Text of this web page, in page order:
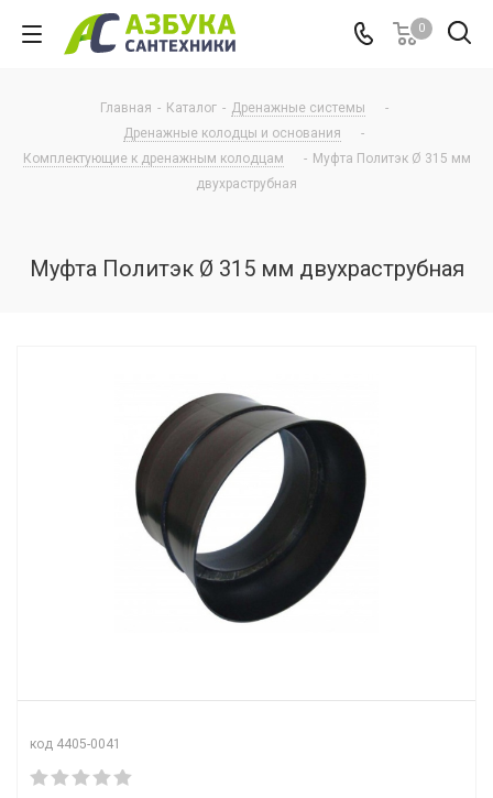
0
Главная - Каталог - Дренажные системы
-
Дренажные колодцы и основания
-
Комплектующие к дренажным колодцам
- Муфта Политэк Ø 315 мм
двухраструбная
Муфта Политэк Ø 315 мм двухраструбная
код 4405-0041